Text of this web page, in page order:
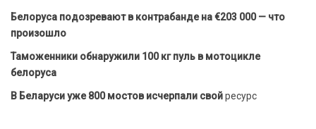
Белоруса подозревают в контрабанде на €203 000 — что
произошло
Таможенники обнаружили 100 кг пуль в мотоцикле
белоруса
В Беларуси уже 800 мостов исчерпали свойресурс